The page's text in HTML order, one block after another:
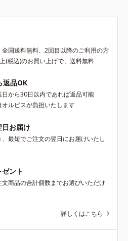
国送料無料、2回目以降のご利用の方
(税込)のお買い上げで、送料無料
返品OK
から30日以内であれば返品可能
ルビスが負担いたします
お届け
最短でご注文の翌日にお届けいたし
ント
商品の合計個数までお選びいただけ
詳しくはこちら